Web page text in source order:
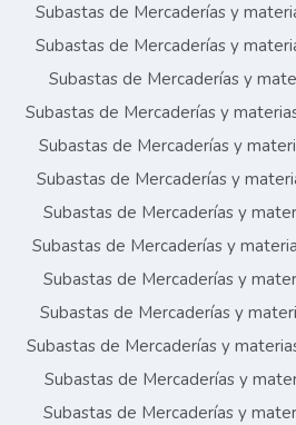
Subastas de Mercaderías y
Subastas de Mercaderías y
Subastas de Mercaderías y
Subastas de Mercaderías y
Subastas de Mercaderías y
Subastas de Mercaderías y
Subastas de Mercaderías y
Subastas de Mercaderías y
Subastas de Mercaderías y
Subastas de Mercaderías y
Subastas de Mercaderías y
Subastas de Mercaderías y
Subastas de Mercaderías y